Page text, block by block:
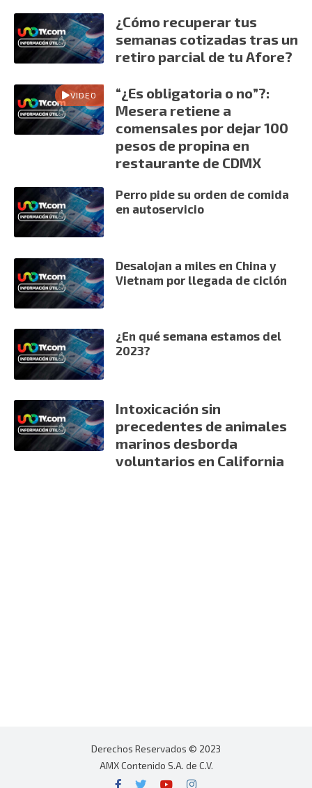
¿Cómo recuperar tus
semanas cotizadas tras un
retiro parcial de tu Afore?
VIDEO
“¿Es obligatoria o no”?:
Mesera retiene a
comensales por dejar 100
pesos de propina en
restaurante de CDMX
Perro pide su orden de comida
en autoservicio
Desalojan a miles en China y
Vietnam por llegada de ciclón
¿En qué semana estamos del
2023?
Intoxicación sin
precedentes de animales
marinos desborda
voluntarios en California
Derechos Reservados © 2023
AMX Contenido S.A. de C.V.